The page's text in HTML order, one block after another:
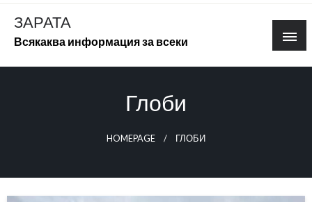
Skip
content
ЗАРАТА
Всякаква информация за всеки
Глоби
HOMEPAGE ГЛОБИ